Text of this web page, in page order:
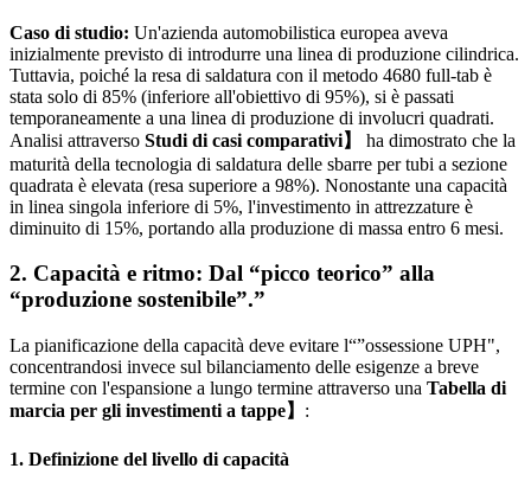
Caso di studio: Un'azienda automobilistica europea aveva
inizialmente previsto di introdurre una linea di produzione cilindrica.
Tuttavia, poiché la resa di saldatura con il metodo 4680 full-tab è
stata solo di 85% (inferiore all'obiettivo di 95%), si è passati
temporaneamente a una linea di produzione di involucri quadrati.
Analisi attraverso Studi di casi comparativi】
ha dimostrato che la
maturità della tecnologia di saldatura delle sbarre per tubi a sezione
quadrata è elevata (resa superiore a 98%). Nonostante una capacità
in linea singola inferiore di 5%, l'investimento in attrezzature è
diminuito di 15%, portando alla produzione di massa entro 6 mesi.
2. Capacità e ritmo: Dal “picco teorico” alla
“produzione sostenibile”.”
La pianificazione della capacità deve evitare l“”ossessione UPH",
concentrandosi invece sul bilanciamento delle esigenze a breve
termine con l'espansione a lungo termine attraverso una Tabella di
marcia per gli investimenti a tappe】 :
1. Definizione del livello di capacità